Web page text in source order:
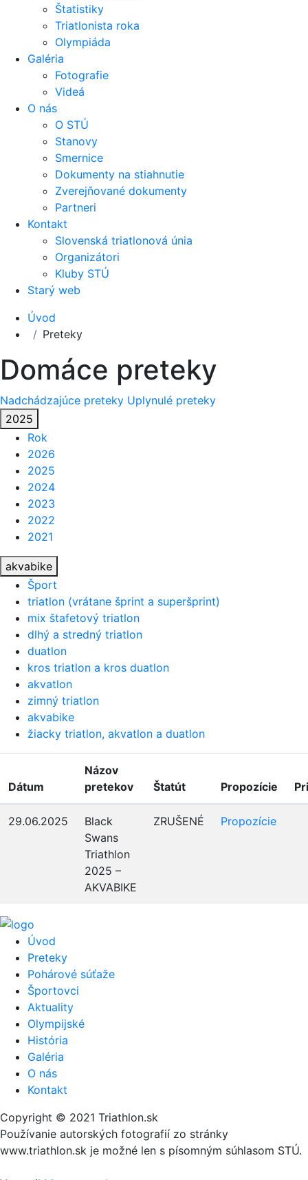
Štatistiky
Triatlonista roka
Olympiáda
Galéria
Fotografie
Videá
O nás
O STÚ
Stanovy
Smernice
Dokumenty na stiahnutie
Zverejňované dokumenty
Partneri
Kontakt
Slovenská triatlonová únia
Organizátori
Kluby STÚ
Starý web
Úvod
Preteky
Domáce preteky
Nadchádzajúce preteky Uplynulé preteky
2025
Rok
2026
2025
2024
2023
2022
2021
akvabike
Šport
triatlon (vrátane šprint a superšprint)
mix štafetový triatlon
dlhý a stredný triatlon
duatlon
kros triatlon a kros duatlon
akvatlon
zimný triatlon
akvabike
žiacky triatlon, akvatlon a duatlon
Dátum
Názov
pretekov
Štatút Propozície
29.06.2025
Black
Swans
Triathlon
2025 –
AKVABIKE
ZRUŠENÉ Propozície
Úvod
Preteky
Pohárové súťaže
Športovci
Aktuality
Olympijské
História
Galéria
O nás
Kontakt
Copyright © 2021 Triathlon.sk
Používanie autorských fotografií zo stránky
www.triathlon.sk je možné len s písomným súhlasom STÚ.